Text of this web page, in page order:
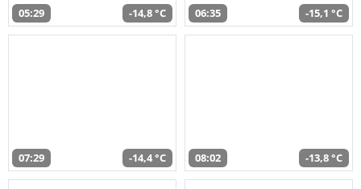
05:29 -14,8 °C 06:35 -15,1 °C
07:29 -14,4 °C 08:02 -13,8 °C